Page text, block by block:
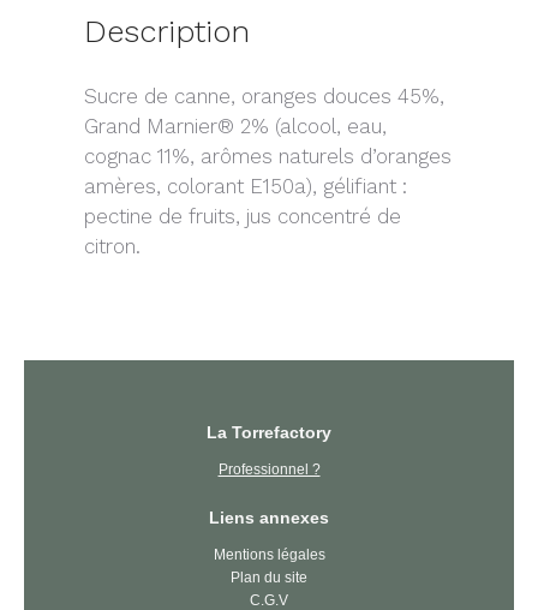
Description
Sucre de canne, oranges douces 45%,
Grand Marnier® 2% (alcool, eau,
cognac 11%, arômes naturels d’oranges
amères, colorant E150a), gélifiant :
pectine de fruits, jus concentré de
citron.
La Torrefactory
Professionnel ?
Liens annexes
Mentions légales
Plan du site
C.G.V